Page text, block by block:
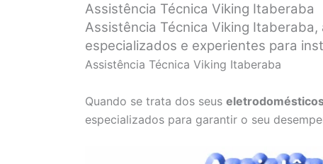
Assistência Técnica Viking Itaberaba
Assistência Técnica Viking
especializados e experientes para
Assistência Técnica Viking Itaberaba
Quando se trata dos seus
especializados para garantir o seu